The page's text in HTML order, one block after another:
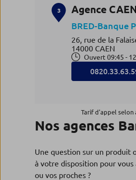
3 Agence
BRED-Banque
26, rue de la
14000 CAEN
Ouvert 09:45 -
Agence
BRED-Banque
14000 CAEN
Ouvert 09:45 -
0820.33.63.69
Tarif d'appel selon
Nos agences
Une question sur un produit
à votre disposition pour
ou vos proches ?